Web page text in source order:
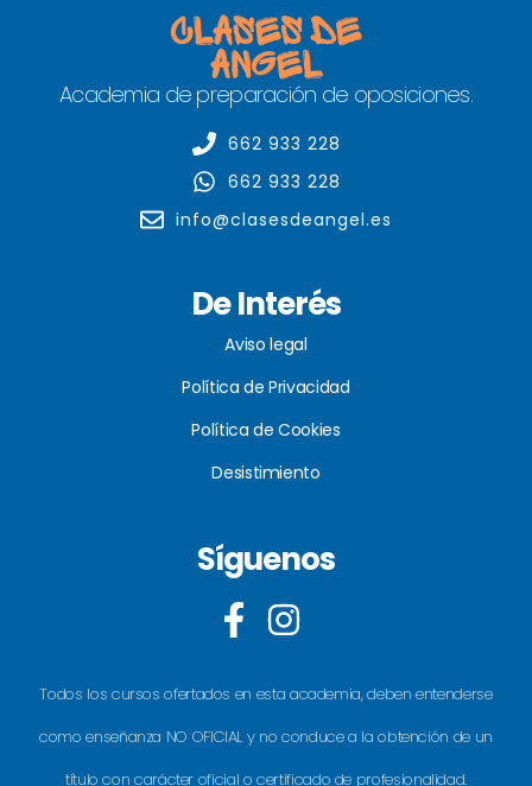
Academia de preparación de oposiciones.
662 933 228
662 933 228
info@clasesdeangel.es
De Interés
Aviso legal
Política de Privacidad
Política de Cookies
Desistimiento
Síguenos
Todos los cursos ofertados en esta academia, deben entenderse
como enseñanza NO OFICIAL y no conduce a la obtención de un
título con carácter oficial o certificado de profesionalidad.